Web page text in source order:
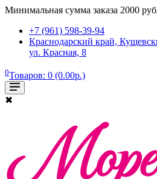
Минимальная сумма заказа 2000
+7 (961) 598-39-94
Краснодарский край,
ул. Красная, 8
0Товаров: 0 (0.00р.)
✖